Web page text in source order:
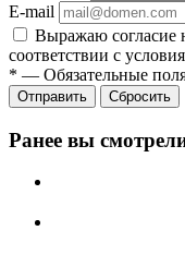
E-mail
Выражаю согласие
соответствии с
* — Обязательные
Отправить Сбросить
Ранее вы